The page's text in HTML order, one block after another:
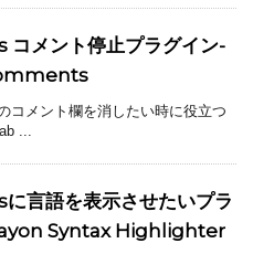
メント停止プラグイン-
コメント欄を消したい時に役立つ
...
言語を表示させたいプラ
Syntax Highlighter